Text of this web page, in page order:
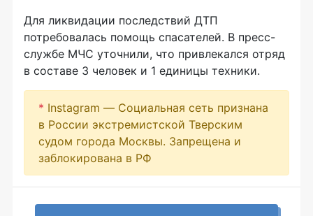
Для ликвидации последствий ДТП
потребовалась помощь спасателей. В пресс-
службе МЧС уточнили, что привлекался отряд
в составе 3 человек и 1 единицы техники.
* Instagram — Социальная сеть признана
в России экстремистской Тверским
судом города Москвы. Запрещена и
заблокирована в РФ